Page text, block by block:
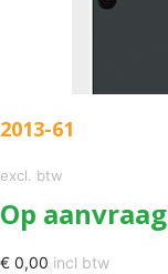
2013-61
excl. btw
Op aanvraag
€ 0,00 incl btw